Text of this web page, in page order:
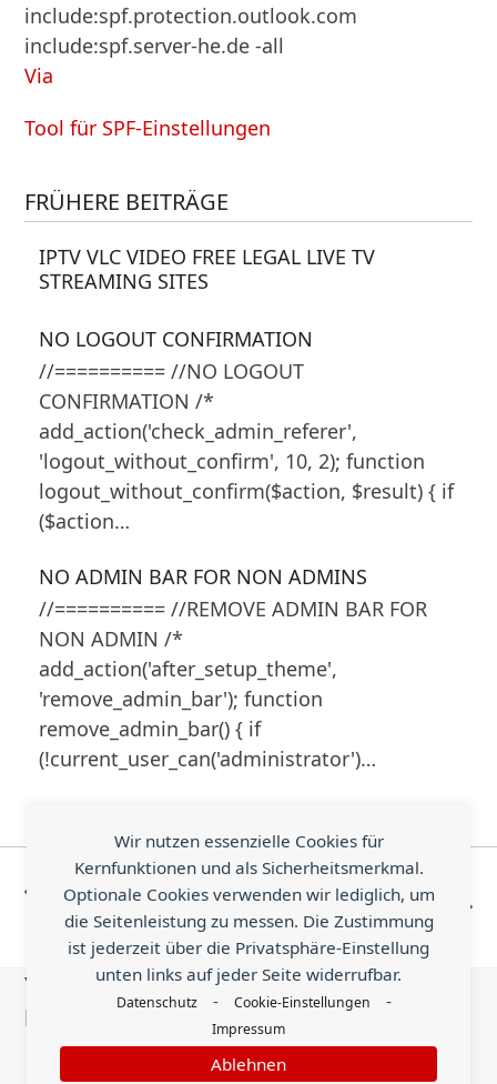
Wir nutzen essenzielle Cookies für
Kernfunktionen und als Sicherheitsmerkmal.
Optionale Cookies verwenden wir lediglich, um
die Seitenleistung zu messen. Die Zustimmung
ist jederzeit über die Privatsphäre-Einstellung
unten links auf jeder Seite widerrufbar.
Datenschutz - Cookie-Einstellungen -
Impressum
Ablehnen
include:spf.protection.outlook.com
include:spf.server-he.de -all
Via
Tool für SPF-Einstellungen
FRÜHERE BEITRÄGE
IPTV VLC VIDEO FREE LEGAL LIVE TV
STREAMING SITES
NO LOGOUT CONFIRMATION
//========== //NO LOGOUT
CONFIRMATION /*
add_action('check_admin_referer',
'logout_without_confirm', 10, 2); function
logout_without_confirm($action, $result) { if
($action…
NO ADMIN BAR FOR NON ADMINS
//========== //REMOVE ADMIN BAR FOR
NON ADMIN /*
add_action('after_setup_theme',
'remove_admin_bar'); function
remove_admin_bar() { if
(!current_user_can('administrator')…
vorheriger
Beitrag:
Yellow Sun Pure CSS
Animation on White
Background
Nächster
Beitrag:
Simple Self
Closing
Shortcode
Example
You know something helpful that is worth
being shared with the world?
Send an Earn